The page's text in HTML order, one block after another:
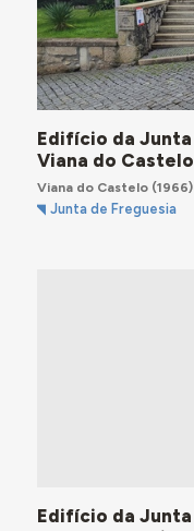
Edifício da
Viana do Castelo
Viana do Castelo(1966)
Junta de Freguesia
Edifício da